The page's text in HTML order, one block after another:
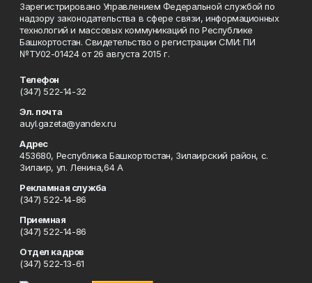
Зарегистрировано Управлением Федеральной службой по
надзору законодательства в сфере связи, информационных
технологий и массовых коммуникаций по Республике
Башкортостан. Свидетельство о регистрации СМИ: ПИ
№ТУ02-01424 от 26 августа 2015 г.
Телефон
(347) 522-14-32
Эл. почта
auyl.gazeta@yandex.ru
Адрес
453680, Республика Башкортостан, Зилаирский район, с.
Зилаир, ул. Ленина,64 А
Рекламная служба
(347) 522-14-86
Приемная
(347) 522-14-86
Отдел кадров
(347) 522-13-61